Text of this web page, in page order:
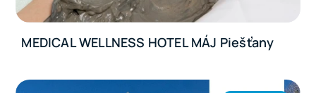
MEDICAL WELLNESS HOTEL MÁJ Piešťany